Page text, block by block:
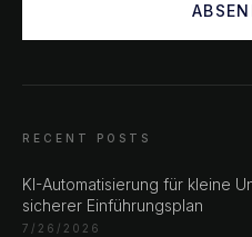
RECENT POSTS
KI-Automatisierung für kleine
sicherer Einführungsplan
7/26/2026